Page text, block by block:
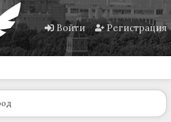
Войти Регистрация